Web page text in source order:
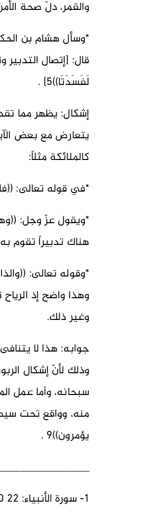
والقمر، دلّ صحة
*وسأل هشام بن
قال: [إتصال التدبير
لَفَسَدَتَا))5] .
إشكال: يظهر مما
يتعارض مع بعض
كالملائكة مثلاً:
*في قوله تعالى:
هناك تدبيراً تقوم به
وهذا واضح إذ
وغير ذلك.
جوابه: هذا لا
وذلك لأنّ إشكال
سبحانه، وأما عمل
منه، وواقع تحت
يؤمرون))9 .
1- سورة الأنبياء: 22 0